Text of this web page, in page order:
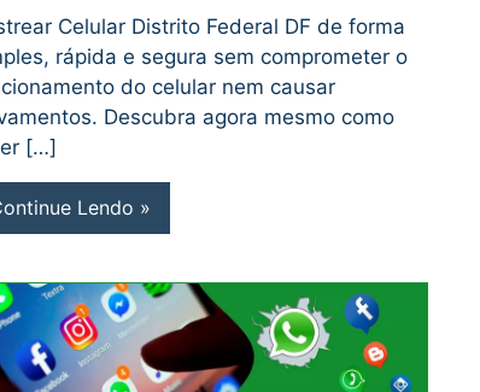
Celular Distrito Federal DF de forma
rápida e segura sem comprometer o
do celular nem causar
Descubra agora mesmo como
[…]
Lendo